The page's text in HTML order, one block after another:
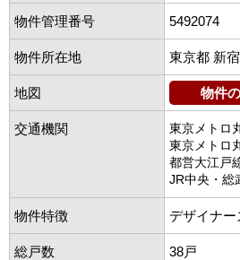
物件管理番号 5492074
物件所在地 東京都 新
地図 物件
交通機関
東京メトロ
東京メトロ
都営大江戸
JR中央・総
物件特徴 デザイナ
総戸数 38戸